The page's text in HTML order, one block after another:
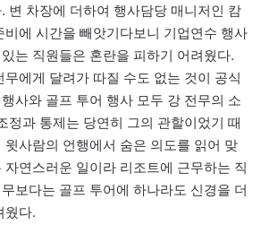
변 차장에 더하여 행사담당 매니저인 캄
에 시간을 빼앗기다보니 기업연수 행사
는 직원들은 혼란을 피하기 어려웠다.
에게 달려가 따질 수도 없는 것이 공식
사와 골프 투어 행사 모두 강 전무의 소
정과 통제는 당연히 그의 관할이었기 때
윗사람의 언행에서 숨은 의도를 읽어 맞
연스러운 일이라 리조트에 근무하는 직
보다는 골프 투어에 하나라도 신경을 더
웠다.